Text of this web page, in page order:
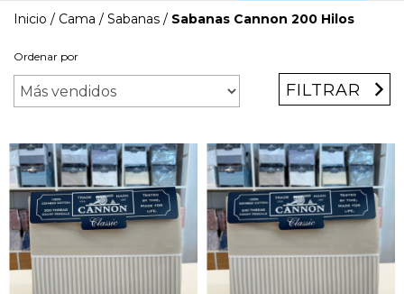
Inicio / Cama / Sabanas / Sabanas Cannon 200 Hilos
Ordenar por
FILTRAR